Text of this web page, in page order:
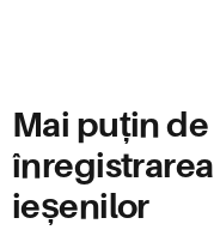
Mai puțin
ieșenilor